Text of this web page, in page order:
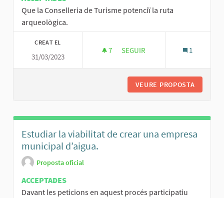
Que la Conselleria de Turisme potenciï la ruta
arqueològica.
CREAT EL
31/03/2023
7 7 SEGUIDORES
SEGUIR 1
VEURE PROPOSTA
Estudiar la viabilitat de crear una empresa
municipal d’aigua.
Proposta oficial
ACCEPTADES
Davant les peticions en aquest procés participatiu